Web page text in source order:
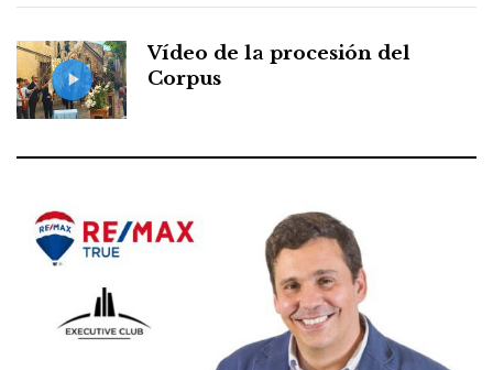
Vídeo de la procesión del
Corpus